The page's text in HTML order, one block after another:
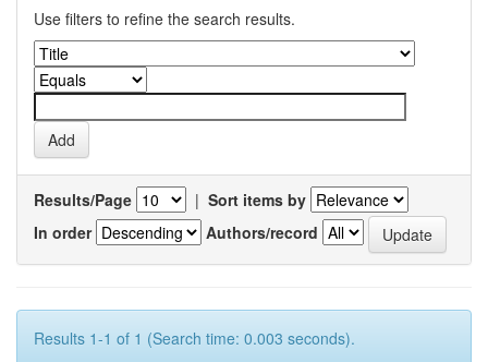
Use filters to refine the search results.
Results/Page | Sort items by
In order
Authors/record
Results 1-1 of 1 (Search time: 0.003 seconds).